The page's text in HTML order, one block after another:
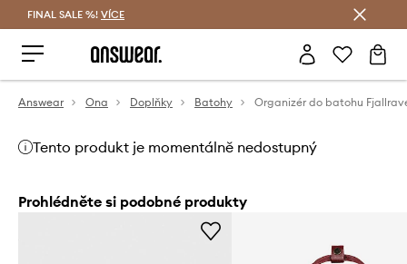
FINAL SALE %! VÍCE
Answear Ona Doplňky Batohy
Tento produkt je momentálně nedostupný
Prohlédněte si podobné produkty